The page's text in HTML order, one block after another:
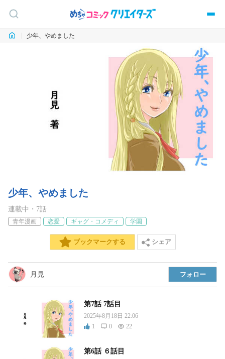
少年、やめました
少年、やめました
連載中 ・ 7話
青年漫画 恋愛 ギャグ・コメディ 学園
ブックマークする シェア
月見 フォロー
第7話 7話目
2025年8月18日 22:06
1
0 22
第6話 ６話目